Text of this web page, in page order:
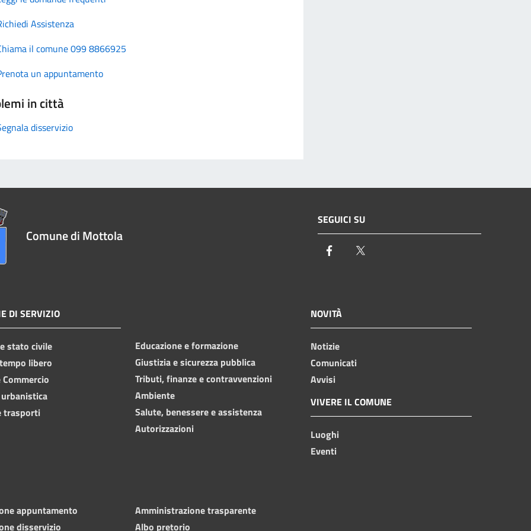
Assistenza
il comune 099 8866925
un appuntamento
in città
disservizio
Comune di Mottola
SEGUICI SU
Facebook
DI SERVIZIO
stato civile
libero
trasporti
Educazione e formazione
Giustizia e sicurezza pubblica
Tributi, finanze e contravvenzioni
Ambiente
Salute, benessere e assistenza
Autorizzazioni
NOVITÀ
Notizie
Comunicati
Avvisi
VIVERE IL COMUNE
Luoghi
Eventi
appuntamento
disservizio
Amministrazione trasparente
Albo pretorio